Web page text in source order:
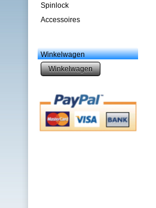
Spinlock
Accessoires
Winkelwagen